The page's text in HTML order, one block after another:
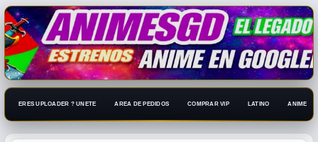
ERES UPLOADER ? UNETE AREA DE PEDIDOS COMPRAR VIP LATINO ANIME